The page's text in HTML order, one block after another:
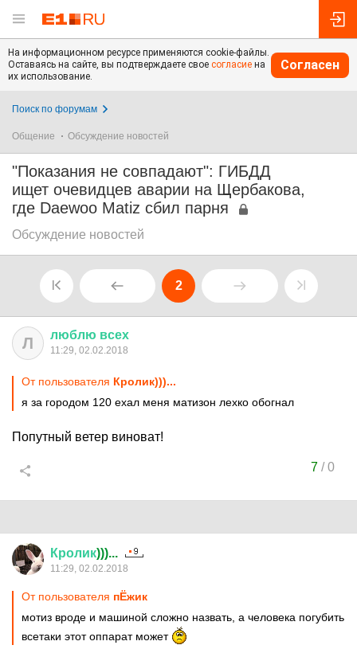
На информационном ресурсе применяются cookie-файлы.
Оставаясь на сайте, вы подтверждаете свое согласие на
их использование.
Согласен
Поиск по форумам
Общение Обсуждение новостей
"Показания не совпадают": ГИБДД
ищет очевидцев аварии на Щербакова,
где Daewoo Matiz сбил парня
Обсуждение новостей
2
Л люблю всех
11:29, 02.02.2018
От пользователя Кролик)))...
я за городом 120 ехал меня матизон лехко обогнал
Попутный ветер виноват!
7/0
Кролик)))...
11:29, 02.02.2018
От пользователя пЁжик
мотиз вроде и машиной сложно назвать, а человека погубить
всетаки этот оппарат может